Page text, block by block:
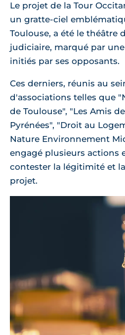
Le projet de la Tour
un gratte-ciel
Toulouse, a été le théâtre
judiciaire, marqué par
initiés par ses opposants.
Ces derniers, réunis au
d'associations telles que
de Toulouse", "Les Amis
Pyrénées", "Droit au
Nature Environnement
engagé plusieurs actions
contester la légitimité et
projet.